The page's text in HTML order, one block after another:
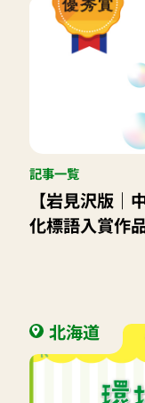
記事一覧
【岩見沢版｜
化標語入賞作
北海道